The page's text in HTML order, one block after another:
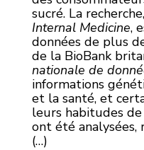
sucré. La
Internal Medicine,
données de plus
de la BioBank
nationale de
informations
et la santé, et
leurs habitudes
ont été analysées,
(…)